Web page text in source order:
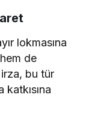
lokmasına
de
bu tür